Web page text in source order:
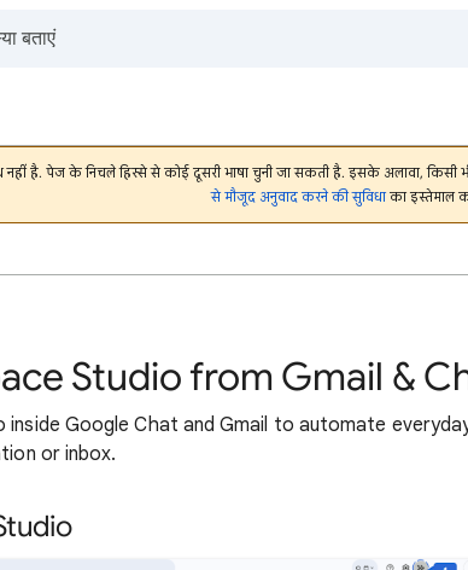
है. पेज के निचले हिस्से से कोई दूसरी भाषा चुनी जा सकती है. इसके अलावा,
से मौजूद अनुवाद करने की सुविधाका इस्तेमाल
Studio from Gmail &
inside Google Chat and Gmail to automate
or inbox.